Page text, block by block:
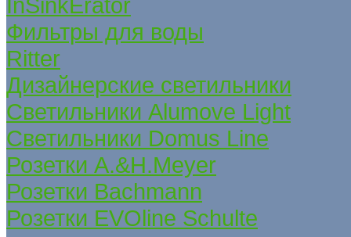
Фильтры для воды
Ritter
Дизайнерские светильники
Светильники Alumove Light
Светильники Domus Line
Розетки A.&H.Meyer
Розетки Bachmann
Розетки EVOline Schulte